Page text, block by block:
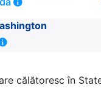
SUA
Mare 0:00 - 0:00
călătoresc în